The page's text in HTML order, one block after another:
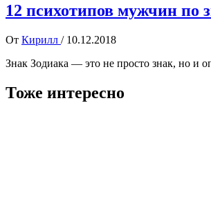
12 психотипов мужчин по
От Кирилл / 10.12.2018
Знак Зодиака — это не просто знак, но и
Тоже интересно